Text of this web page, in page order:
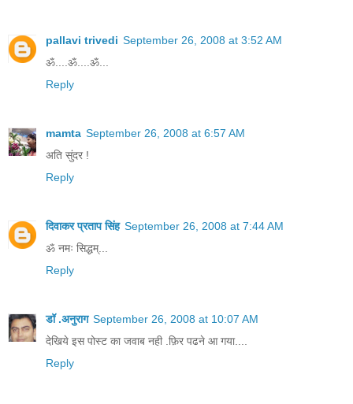
pallavi trivedi September 26, 2008 at 3:52 AM
ॐ....ॐ....ॐ...
Reply
mamta September 26, 2008 at 6:57 AM
अति सुंदर !
Reply
दिवाकर प्रताप सिंह September 26, 2008 at 7:44 AM
ॐ नमः सिद्धम्...
Reply
डॉ .अनुराग September 26, 2008 at 10:07 AM
देखिये इस पोस्ट का जवाब नही .फ़िर पढने आ गया....
Reply